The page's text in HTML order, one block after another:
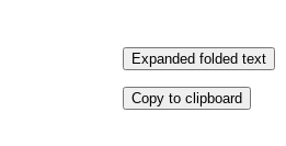
Expanded folded text
Copy to clipboard